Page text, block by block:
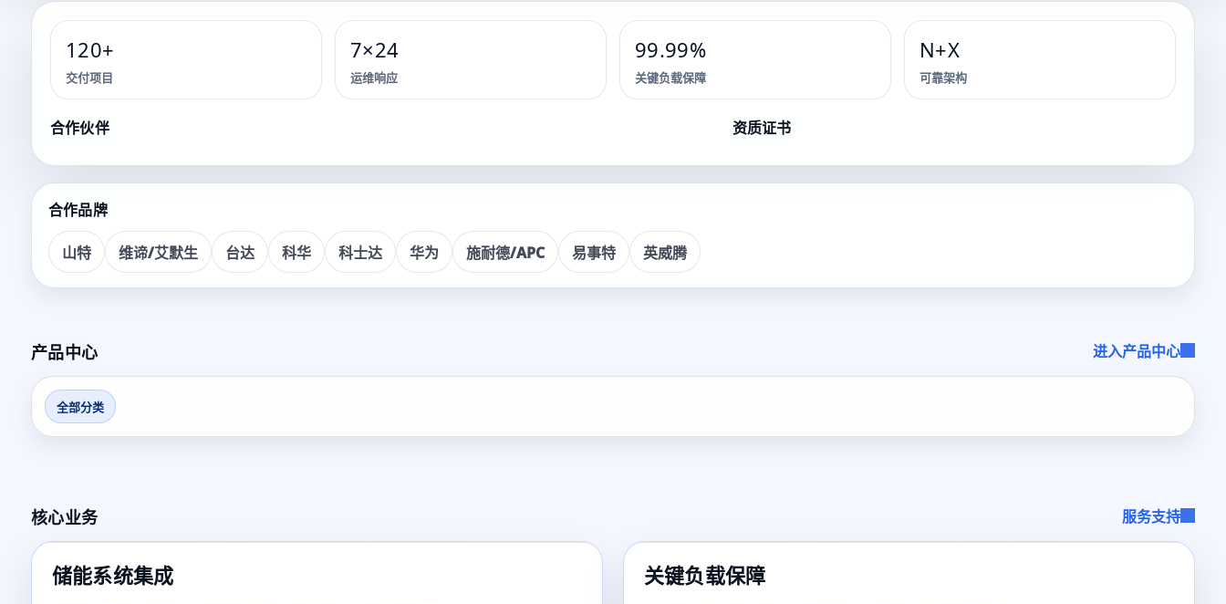
储能系统 · 关键能源保障 · 机房基础设施
关键能源保障与储能系统解决方案
面向各类关键业务场景，提供咨询、交付、运维的一体化服务。
看产品 获取方案
120+
交付项目
7×24
运维响应
99.99%
关键负载保障
N+X
可靠架构
合作伙伴 资质证书
合作品牌
山特 维谛/艾默生 台达 科华 科士达 华为 施耐德/APC 易事特 英威腾
产品中心 进入产品中心
全部分类
核心业务 服务支持
储能系统集成 关键负载保障